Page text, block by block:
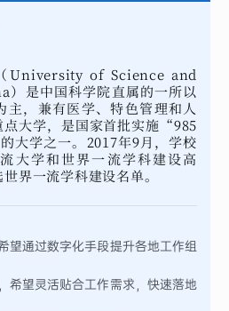
University of Science and
是中国科学院直属的一所以
主，兼有医学、特色管理和人
点大学，是国家首批实施“985
学之一。2017年9月，学校
大学和世界一流学科建设高
界一流学科建设名单。
望通过数字化手段提升各地工作组
希望灵活贴合工作需求，快速落地